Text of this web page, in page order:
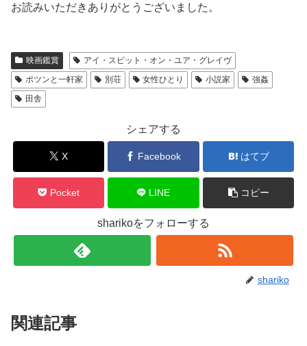
お読みいただきありがとうございました。
映画鑑賞
アイ・スピット・オン・ユア・グレイヴ
ポツンと一軒家
別荘 女性ひとり 小説家
強姦
田舎
シェアする
X Facebook はてブ
Pocket LINE コピー
sharikoをフォローする
shariko
関連記事